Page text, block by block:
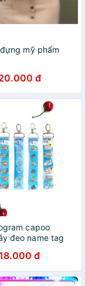
mỹ phẩm
đ
capoo
đeo name tag
idol hoạt hình
đ